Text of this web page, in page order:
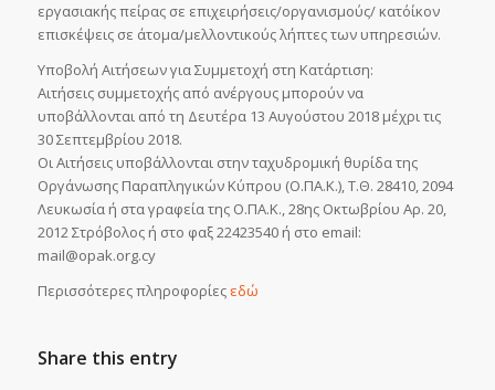
εργασιακής πείρας σε επιχειρήσεις/οργανισμούς/ κατ΄οίκον
επισκέψεις σε άτομα/μελλοντικούς λήπτες των υπηρεσιών.
Υποβολή Αιτήσεων για Συμμετοχή στη Κατάρτιση:
Αιτήσεις συμμετοχής από ανέργους μπορούν να
υποβάλλονται από τη Δευτέρα 13 Αυγούστου 2018 μέχρι τις
30 Σεπτεμβρίου 2018.
Οι Αιτήσεις υποβάλλονται στην ταχυδρομική θυρίδα της
Οργάνωσης Παραπληγικών Κύπρου (Ο.ΠΑ.Κ.), Τ.Θ. 28410, 2094
Λευκωσία ή στα γραφεία της Ο.ΠΑ.Κ., 28ης Οκτωβρίου Αρ. 20,
2012 Στρόβολος ή στο φαξ 22423540 ή στο email:
mail@opak.org.cy
Περισσότερες πληροφορίες εδώ
Share this entry